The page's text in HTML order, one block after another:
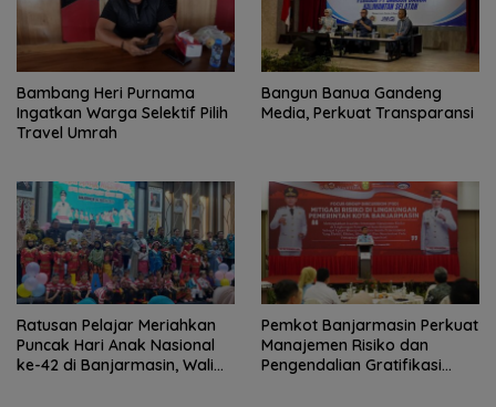
Bambang Heri Purnama
Ingatkan Warga Selektif Pilih
Travel Umrah
Bangun Banua Gandeng
Media, Perkuat Transparansi
Ratusan Pelajar Meriahkan
Puncak Hari Anak Nasional
ke-42 di Banjarmasin, Wali
Pemkot Banjarmasin Perkuat
Manajemen Risiko dan
Pengendalian Gratifikasi